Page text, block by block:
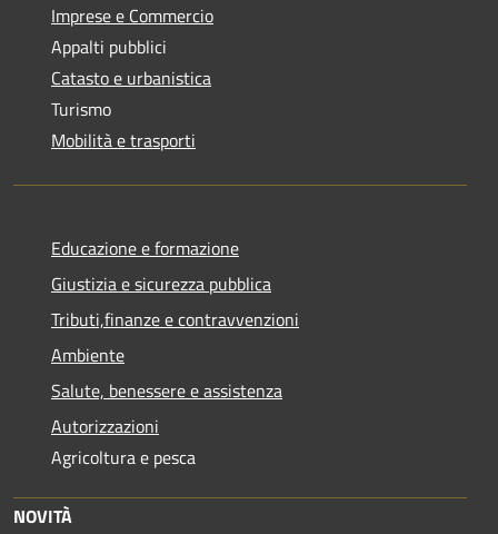
Imprese e Commercio
Appalti pubblici
Catasto e urbanistica
Turismo
Mobilità e trasporti
Educazione e formazione
Giustizia e sicurezza pubblica
Tributi,finanze e contravvenzioni
Ambiente
Salute, benessere e assistenza
Autorizzazioni
Agricoltura e pesca
NOVITÀ